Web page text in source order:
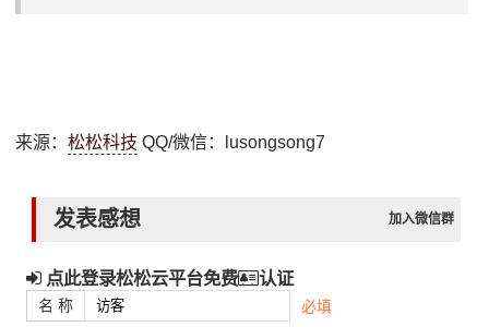
来源：松松科技 QQ/微信：lusongsong7
发表感想 加入微信群
点此登录松松云平台免费 认证
名 称 必填